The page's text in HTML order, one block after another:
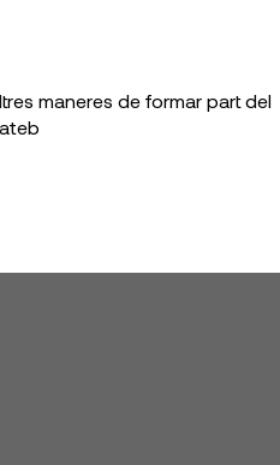
maneres de formar part del